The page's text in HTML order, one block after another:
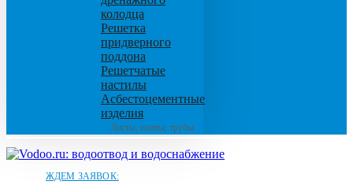
колодца
Решетка
придверного
поддона
Решетчатые
настилы
Асбестоцементные
изделия
Листы, плиты, трубы
ЖДЕМ ЗАЯВОК: